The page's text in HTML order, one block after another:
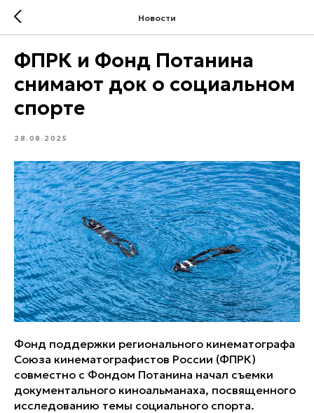
Новости
ФПРК и Фонд Потанина
снимают док о социальном
спорте
28.08.2025
Фонд поддержки регионального кинематографа
Союза кинематографистов России (ФПРК)
совместно с Фондом Потанина начал съемки
документального киноальманаха, посвященного
исследованию темы социального спорта.